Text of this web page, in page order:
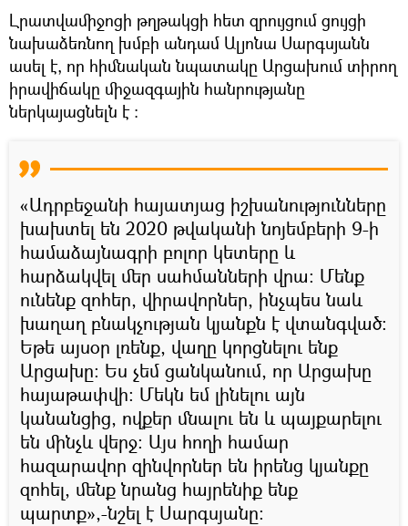
Լրատվամիջոցի թղթակցի հետ զրույցում ցույցի
նախաձեռնող խմբի անդամ Ալյոնա Սարգսյանն
ասել է, որ հիմնական նպատակը Արցախում տիրող
իրավիճակը միջազգային հանրությանը
ներկայացնելն է ։
«Ադրբեջանի հայատյաց իշխանությունները
խախտել են 2020 թվականի նոյեմբերի 9-ի
համաձայնագրի բոլոր կետերը և
հարձակվել մեր սահմանների վրա։ Մենք
ունենք զոհեր, վիրավորներ, ինչպես նաև
խաղաղ բնակչության կյանքն է վտանգված։
Եթե այսօր լռենք, վաղը կորցնելու ենք
Արցախը։ Ես չեմ ցանկանում, որ Արցախը
հայաթափվի։ Մեկն եմ լինելու այն
կանանցից, ովքեր մնալու են և պայքարելու
են մինչև վերջ։ Այս հողի համար
հազարավոր զինվորներ են իրենց կյանքը
զոհել, մենք նրանց հայրենիք ենք
պարտք»,-նշել է Սարգսյանը։